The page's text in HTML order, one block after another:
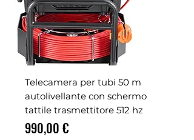
Telecamera per tubi 50 m
autolivellante con schermo
tattile trasmettitore 512 hz
Prezzo
990,00 €